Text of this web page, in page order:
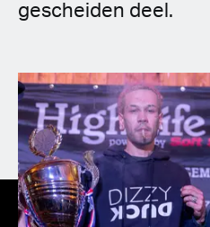
German
French
Italian
Czech
Polish
gescheiden deel.